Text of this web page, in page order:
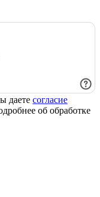
даете согласие
об обработке